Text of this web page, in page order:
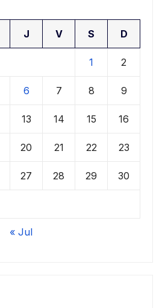
J V S D
1 2
6 7 8 9
13 14 15 16
20 21 22 23
27 28 29 30
« Jul